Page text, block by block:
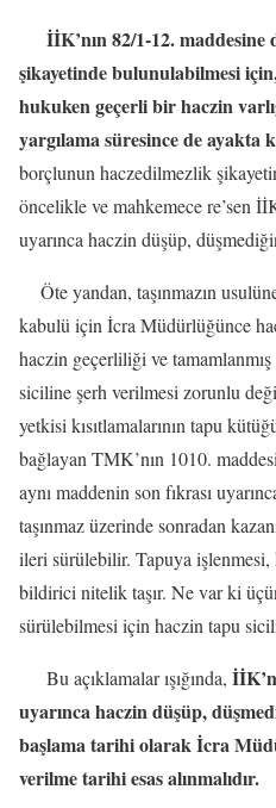
İİK’nın 82/1-12.
şikayetinde bulunulabilmesi
hukuken geçerli bir haczin
yargılama süresince de ayakta
borçlunun haczedilmezlik
öncelikle ve mahkemece re’sen
uyarınca haczin düşüp,
Öte yandan, taşınmazın
kabulü için İcra Müdürlüğünce
haczin geçerliliği ve tamamlanmış
siciline şerh verilmesi zorunlu
yetkisi kısıtlamalarının tapu
bağlayan TMK’nın 1010.
aynı maddenin son fıkrası
taşınmaz üzerinde sonradan
ileri sürülebilir. Tapuya
bildirici nitelik taşır. Ne var ki
sürülebilmesi için haczin tapu
Bu açıklamalar ışığında,
uyarınca haczin düşüp,
başlama tarihi olarak İcra
verilme tarihi esas alınmalıdır.